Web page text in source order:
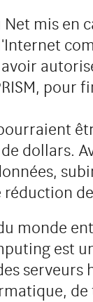
Net mis en
pour
dollars.
monde
est
de